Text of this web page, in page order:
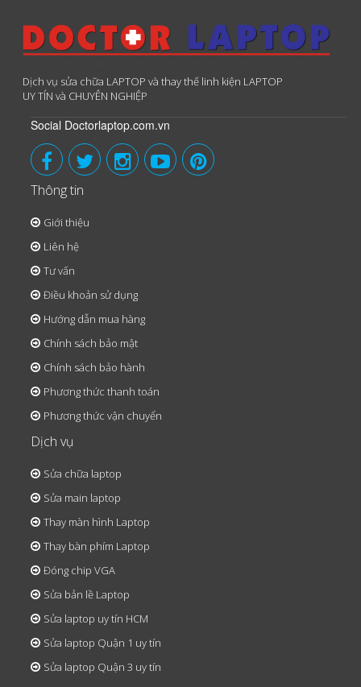
Dịch vụ sửa chữa LAPTOP và thay thế linh kiện LAPTOP
UY TÍN và CHUYÊN NGHIỆP
Social Doctorlaptop.com.vn
Thông tin
Giới thiệu
Liên hệ
Tư vấn
Điều khoản sử dụng
Hướng dẫn mua hàng
Chính sách bảo mật
Chính sách bảo hành
Phương thức thanh toán
Phương thức vận chuyển
Dịch vụ
Sửa chữa laptop
Sửa main laptop
Thay màn hình Laptop
Thay bàn phím Laptop
Đóng chip VGA
Sửa bản lề Laptop
Sửa laptop uy tín HCM
Sửa laptop Quận 1 uy tín
Sửa laptop Quận 3 uy tín